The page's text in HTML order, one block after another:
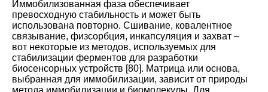
Иммобилизованная фаза обеспечивает
превосходную стабильность и может быть
использована повторно. Сшивание, ковалентное
связывание, физсорбция, инкапсуляция и захват –
вот некоторые из методов, используемых для
стабилизации ферментов для разработки
биосенсорных устройств [80]. Матрица или основа,
выбранная для иммобилизации, зависит от природы
метода иммобилизации и биомолекулы. Для